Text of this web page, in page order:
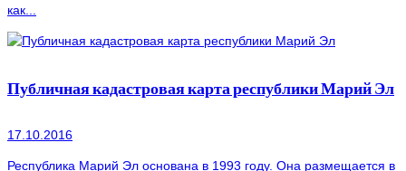
как...
Публичная кадастровая карта республики Марий Эл
17.10.2016
Республика Марий Эл основана в 1993 году. Она размещается в